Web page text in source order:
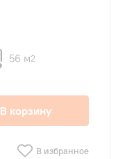
56 м2
В корзину
В избранное